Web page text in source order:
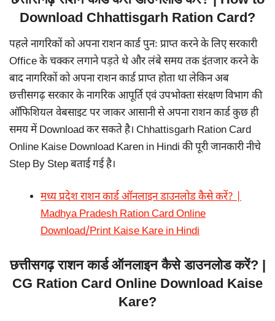
Download Chhattisgarh Ration Card?
पहले नागरिकों को अपना राशन कार्ड पुनः प्राप्त करने के लिए सरकारी
Office के चक्कर लगाने पड़ते थे और लंबे समय तक इंतजार करने के
बाद नागरिकों को अपना राशन कार्ड प्राप्त होता था लेकिन अब
छत्तीसगढ़ सरकार के नागरिक आपूर्ति एवं उपभोक्ता संरक्षण विभाग की
ऑफिशियल वेबसाइट पर जाकर आसानी से अपना राशन कार्ड कुछ ही
समय में Download कर सकते है। Chhattisgarh Ration Card
Online Kaise Download Karen in Hindi की पूरी जानकारी नीचे
Step By Step बताई गई है।
मध्य प्रदेश राशन कार्ड ऑनलाइन डाउनलोड कैसे करें? |
Madhya Pradesh Ration Card Online
Download/Print Kaise Kare in Hindi
छत्तीसगढ़ राशन कार्ड ऑनलाइन कैसे डाउनलोड करें? |
CG Ration Card Online Download Kaise
Kare?